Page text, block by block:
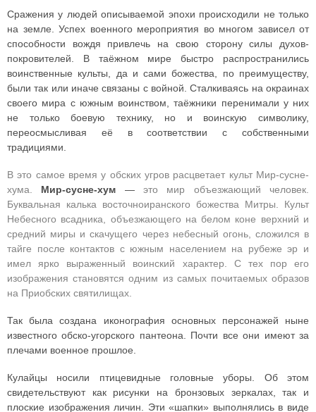
Сражения у людей описываемой эпохи происходили не только
на земле. Успех военного мероприятия во многом зависел от
способности вождя привлечь на свою сторону силы духов-
покровителей. В таёжном мире быстро распространились
воинственные культы, да и сами божества, по преимуществу,
были так или иначе связаны с войной. Сталкиваясь на окраинах
своего мира с южным воинством, таёжники перенимали у них
не только боевую технику, но и воинскую символику,
переосмысливая её в соответствии с собственными
традициями.
В это самое время у обских угров расцветает культ Мир-сусне-
хума.
Мир-сусне-хум —это мир объезжающий человек.
Буквальная калька восточноиранского божества Митры. Культ
Небесного всадника, объезжающего на белом коне верхний и
средний миры и скачущего через небесный огонь, сложился в
тайге после контактов с южным населением на рубеже эр и
имел ярко выраженный воинский характер. С тех пор его
изображения становятся одним из самых почитаемых образов
на Приобских святилищах.
Так была создана иконография основных персонажей ныне
известного обско-угорского пантеона. Почти все они имеют за
плечами военное прошлое.
Кулайцы носили птицевидные головные уборы. Об этом
свидетельствуют как рисунки на бронзовых зеркалах, так и
плоские изображения личин. Эти «шапки» выполнялись в виде